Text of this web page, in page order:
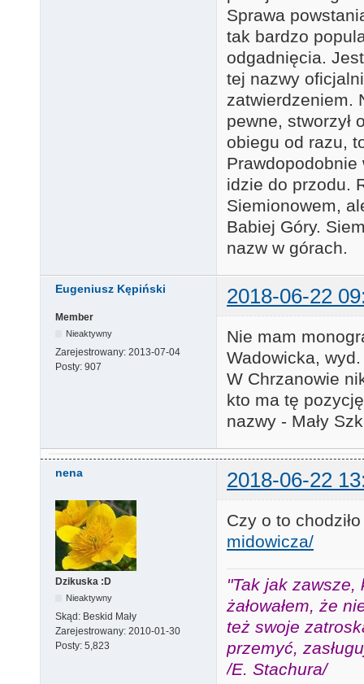
Sprawa
tak bardzo
odgadnięcia.
tej nazwy
zatwierdzeniem.
pewne, stworzył
obiegu od razu,
idzie do przodu.
Siemionowem,
Babiej Góry.
nazw w górach.
Eugeniusz Kępiński 2018-06-22
Member
Nieaktywny
Zarejestrowany: 2013-07-04
Posty: 907
Nie mam
Wadowicka,
W Chrzanowie
kto ma tę
nazwy - Mały
nena 2018-06-22
Dzikuska :D
Nieaktywny
Skąd: Beskid Mały
Zarejestrowany: 2010-01-30
Posty: 5,823
Czy o to
midowicza/
"Tak jak zawsze,
żałowałem, że
też swoje
przemyć,
/E. Stachura/